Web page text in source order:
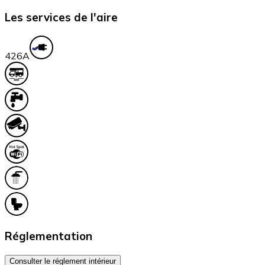
Les services de l'aire
426A
Réglementation
Consulter le réglement intérieur